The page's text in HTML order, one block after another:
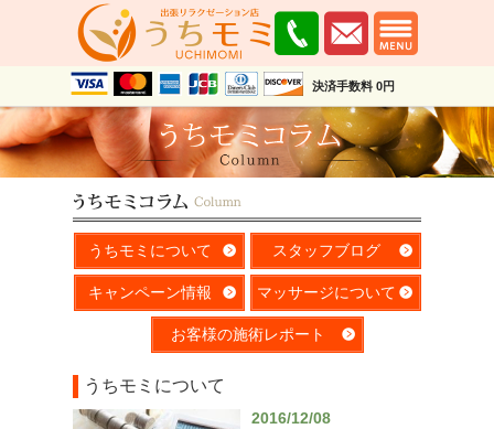
決済手数料 0円
うちモミについて スタッフブログ
キャンペーン情報 マッサージについて
お客様の施術レポート
うちモミについて
2016/12/08